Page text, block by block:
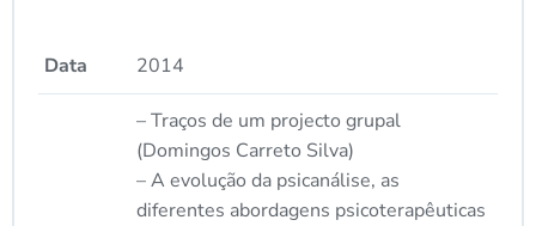
Data 2014
– Traços de um projecto grupal
(Domingos Carreto Silva)
– A evolução da psicanálise, as
diferentes abordagens psicoterapêuticas